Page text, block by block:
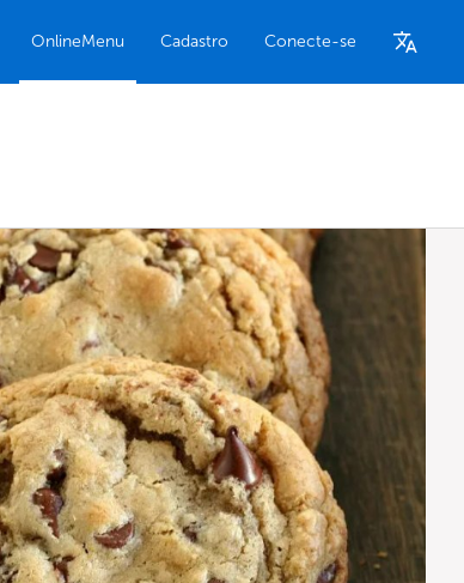
OnlineMenu Cadastro Conecte-se